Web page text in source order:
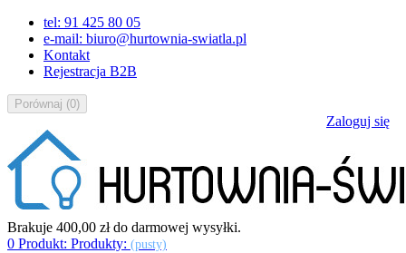
tel: 91 425 80 05
e-mail: biuro@hurtownia-swiatla.pl
Kontakt
Rejestracja B2B
Porównaj (0)
Zaloguj się
Brakuje 400,00 złdo darmowej wysyłki.
0 Produkt: Produkty: (pusty)